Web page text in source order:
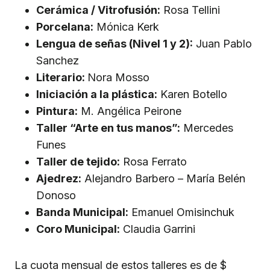
Cerámica / Vitrofusión: Rosa Tellini
Porcelana: Mónica Kerk
Lengua de señas (Nivel 1 y 2): Juan Pablo
Sanchez
Literario: Nora Mosso
Iniciación a la plástica: Karen Botello
Pintura: M. Angélica Peirone
Taller “Arte en tus manos”: Mercedes
Funes
Taller de tejido: Rosa Ferrato
Ajedrez: Alejandro Barbero – María Belén
Donoso
Banda Municipal: Emanuel Omisinchuk
Coro Municipal: Claudia Garrini
La cuota mensual de estos talleres es de $